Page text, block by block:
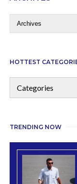
HOTTEST
TRENDING NOW